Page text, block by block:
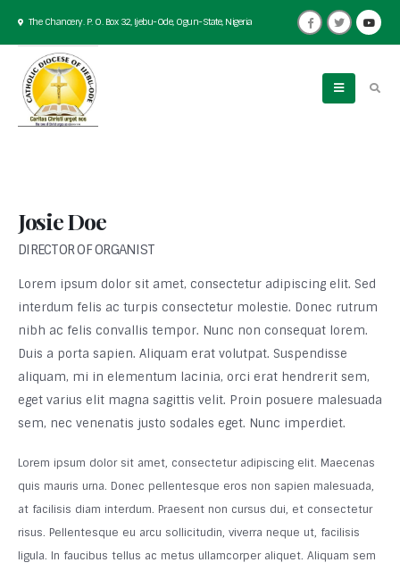
The Chancery. P. O. Box 32, Ijebu-Ode, Ogun-State, Nigeria
Josie Doe
DIRECTOR OF ORGANIST
Lorem ipsum dolor sit amet, consectetur adipiscing elit. Sed
interdum felis ac turpis consectetur molestie. Donec rutrum
nibh ac felis convallis tempor. Nunc non consequat lorem.
Duis a porta sapien. Aliquam erat volutpat. Suspendisse
aliquam, mi in elementum lacinia, orci erat hendrerit sem,
eget varius elit magna sagittis velit. Proin posuere malesuada
sem, nec venenatis justo sodales eget. Nunc imperdiet.
Lorem ipsum dolor sit amet, consectetur adipiscing elit. Maecenas
quis mauris urna. Donec pellentesque eros non sapien malesuada,
at facilisis diam interdum. Praesent non cursus dui, et consectetur
risus. Pellentesque eu arcu sollicitudin, viverra neque ut, facilisis
ligula. In faucibus tellus ac metus ullamcorper aliquet. Aliquam sem